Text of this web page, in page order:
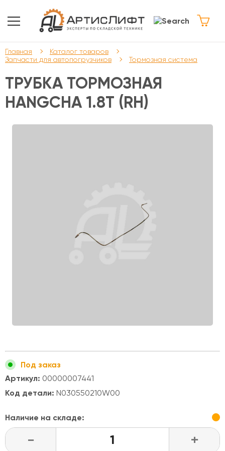
Главная
Каталог товаров
Запчасти для автопогрузчиков
Тормозная система
ТРУБКА ТОРМОЗНАЯ
HANGCHA 1.8Т (RH)
Под заказ
Артикул: 00000007441
Код детали: N030550210W00
Наличие на складе:
- +